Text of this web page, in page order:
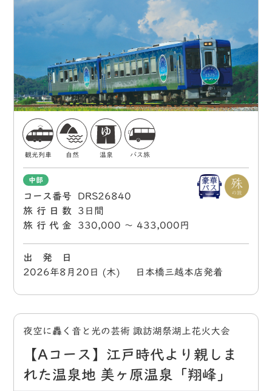
観光列車 自然 温泉 バス旅
中部
コース番号
DRS26840
旅行日数
3日間
旅行代金
330,000 〜 433,000円
出 発 日
2026年8月20日 (木) 日本橋三越本店発着
夜空に轟く音と光の芸術 諏訪湖祭湖上花火大会
【Aコース】江戸時代より親しま
れた温泉地 美ヶ原温泉「翔峰」